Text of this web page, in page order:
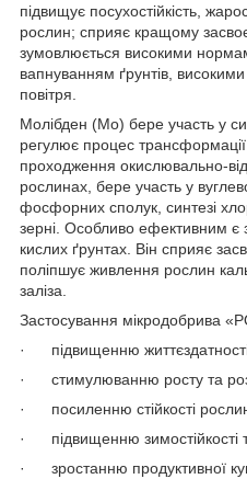
підвищує посухостійкість,
рослин; сприяє кращому
зумовлюється високими
вапнуванням ґрунтів,
повітря.
Молібден (Мо) бере участь у
регулює процес трансформації
проходження окислювально-
рослинах, бере участь у
фосфорних сполук, синтезі
зерні. Особливо ефективним є
кислих ґрунтах. Він сприяє
поліпшує живлення рослин
заліза.
Застосування мікродобрива
· підвищенню
· стимулюванню росту та
· посиленню стійкості
· підвищенню зимостійкості
· зростанню продуктивної